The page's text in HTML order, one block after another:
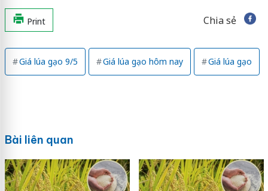
Print Chia sẻ
Giá lúa gạo 9/5 Giá lúa gạo hôm nay Giá lúa gạo
Bài liên quan